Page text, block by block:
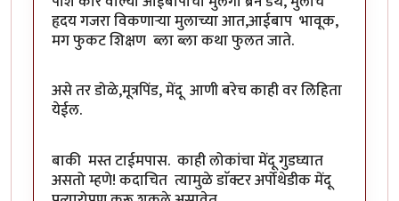
हृदय गजरा विकणाऱ्या मुलाच्या आत,आईबाप भावूक,
मग फुकट शिक्षण ब्ला ब्ला कथा फुलत जाते.
असे तर डोळे,मूत्रपिंड, मेंदू आणी बरेच काही वर लिहिता
येईल.
बाकी मस्त टाईमपास. काही लोकांचा मेंदू गुडघ्यात
असतो म्हणे! कदाचित त्यामुळे डाॅक्टर अर्पोथेडीक मेंदू